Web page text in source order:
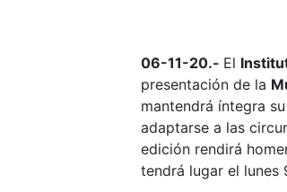
06-11-20.- El
presentación de la
mantendrá íntegra
adaptarse a las
edición rendirá
tendrá lugar el lunes